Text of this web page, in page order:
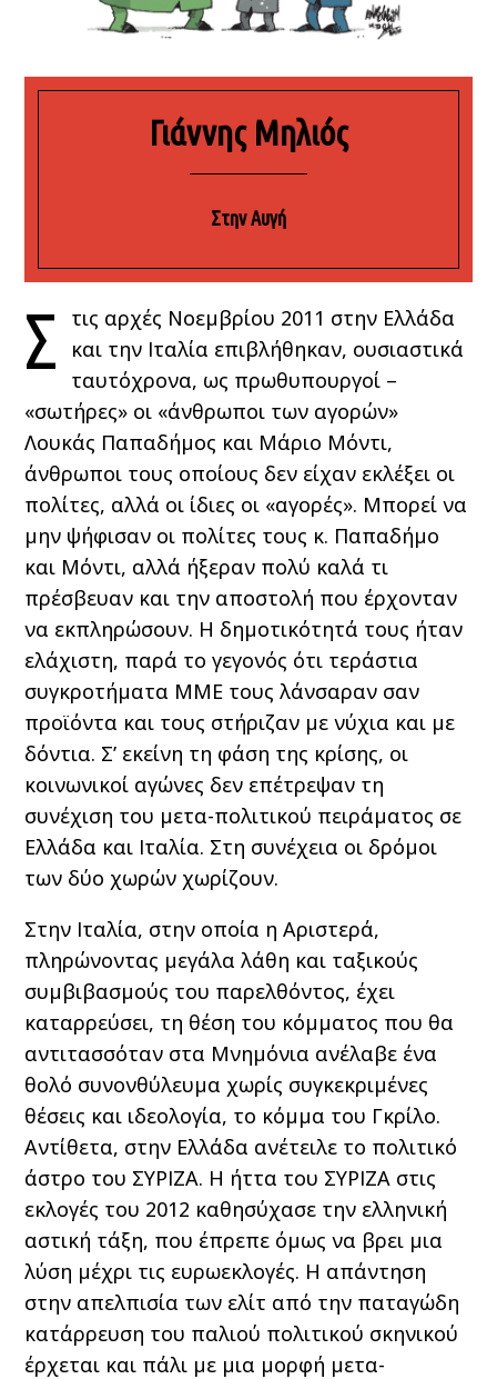
Γιάννης Μηλιός
Στην Αυγή
Σ
τις αρχές Νοεμβρίου 2011 στην Ελλάδα
και την Ιταλία επιβλήθηκαν, ουσιαστικά
ταυτόχρονα, ως πρωθυπουργοί –
«σωτήρες» οι «άνθρωποι των αγορών»
Λουκάς Παπαδήμος και Μάριο Μόντι,
άνθρωποι τους οποίους δεν είχαν εκλέξει οι
πολίτες, αλλά οι ίδιες οι «αγορές». Μπορεί να
μην ψήφισαν οι πολίτες τους κ. Παπαδήμο
και Μόντι, αλλά ήξεραν πολύ καλά τι
πρέσβευαν και την αποστολή που έρχονταν
να εκπληρώσουν. Η δημοτικότητά τους ήταν
ελάχιστη, παρά το γεγονός ότι τεράστια
συγκροτήματα ΜΜΕ τους λάνσαραν σαν
προϊόντα και τους στήριζαν με νύχια και με
δόντια. Σ’ εκείνη τη φάση της κρίσης, οι
κοινωνικοί αγώνες δεν επέτρεψαν τη
συνέχιση του μετα-πολιτικού πειράματος σε
Ελλάδα και Ιταλία. Στη συνέχεια οι δρόμοι
των δύο χωρών χωρίζουν.
Στην Ιταλία, στην οποία η Αριστερά,
πληρώνοντας μεγάλα λάθη και ταξικούς
συμβιβασμούς του παρελθόντος, έχει
καταρρεύσει, τη θέση του κόμματος που θα
αντιτασσόταν στα Μνημόνια ανέλαβε ένα
θολό συνονθύλευμα χωρίς συγκεκριμένες
θέσεις και ιδεολογία, το κόμμα του Γκρίλο.
Αντίθετα, στην Ελλάδα ανέτειλε το πολιτικό
άστρο του ΣΥΡΙΖΑ. Η ήττα του ΣΥΡΙΖΑ στις
εκλογές του 2012 καθησύχασε την ελληνική
αστική τάξη, που έπρεπε όμως να βρει μια
λύση μέχρι τις ευρωεκλογές. Η απάντηση
στην απελπισία των ελίτ από την παταγώδη
κατάρρευση του παλιού πολιτικού σκηνικού
έρχεται και πάλι με μια μορφή μετα-